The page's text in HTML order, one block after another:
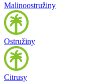
Malinoostružiny
Ostružiny
Citrusy